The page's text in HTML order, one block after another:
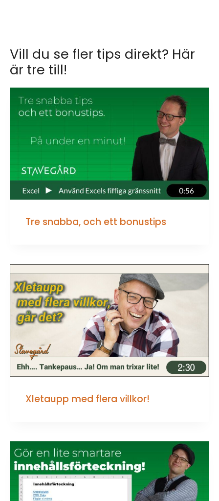
Vill du se fler tips direkt? Här
är tre till!
Tre snabba, och ett bonustips
Xletaupp med flera villkor!